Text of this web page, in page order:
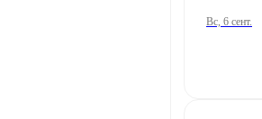
вс, 6 сент.